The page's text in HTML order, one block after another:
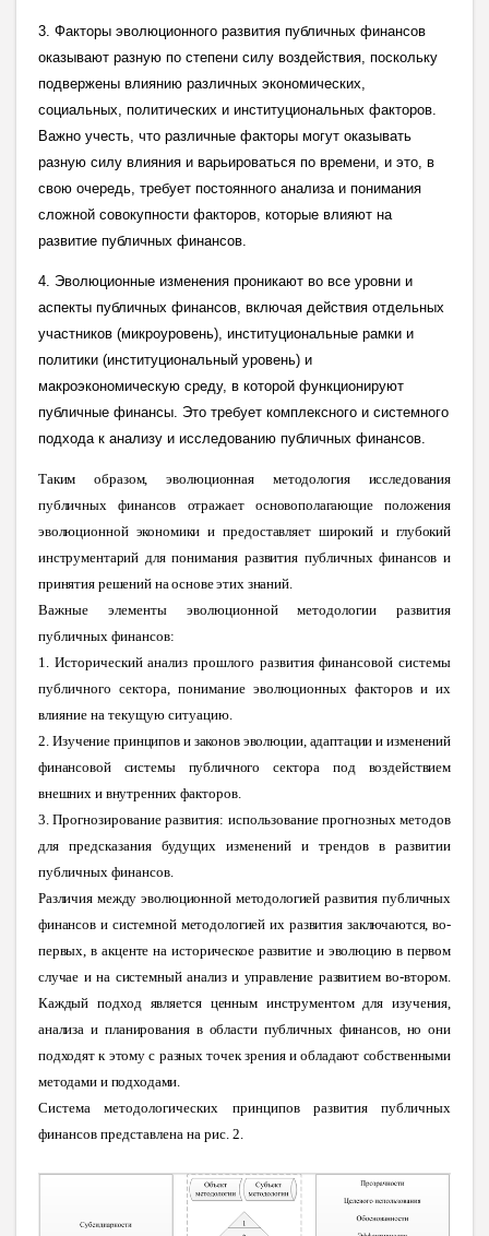
3. Факторы эволюционного развития публичных финансов
оказывают разную по степени силу воздействия, поскольку
подвержены влиянию различных экономических,
социальных, политических и институциональных факторов.
Важно учесть, что различные факторы могут оказывать
разную силу влияния и варьироваться по времени, и это, в
свою очередь, требует постоянного анализа и понимания
сложной совокупности факторов, которые влияют на
развитие публичных финансов.
4. Эволюционные изменения проникают во все уровни и
аспекты публичных финансов, включая действия отдельных
участников (микроуровень), институциональные рамки и
политики (институциональный уровень) и
макроэкономическую среду, в которой функционируют
публичные финансы. Это требует комплексного и системного
подхода к анализу и исследованию публичных финансов.
Таким образом, эволюционная методология исследования
публичных финансов отражает основополагающие положения
эволюционной экономики и предоставляет широкий и глубокий
инструментарий для понимания развития публичных финансов и
принятия решений на основе этих знаний.
Важные элементы эволюционной методологии развития
публичных финансов:
1. Исторический анализ прошлого развития финансовой системы
публичного сектора, понимание эволюционных факторов и их
влияние на текущую ситуацию.
2. Изучение принципов и законов эволюции, адаптации и изменений
финансовой системы публичного сектора под воздействием
внешних и внутренних факторов.
3. Прогнозирование развития: использование прогнозных методов
для предсказания будущих изменений и трендов в развитии
публичных финансов.
Различия между эволюционной методологией развития публичных
финансов и системной методологией их развития заключаются, во-
первых, в акценте на историческое развитие и эволюцию в первом
случае и на системный анализ и управление развитием во-втором.
Каждый подход является ценным инструментом для изучения,
анализа и планирования в области публичных финансов, но они
подходят к этому с разных точек зрения и обладают собственными
методами и подходами.
Система методологических принципов развития публичных
финансов представлена на рис. 2.